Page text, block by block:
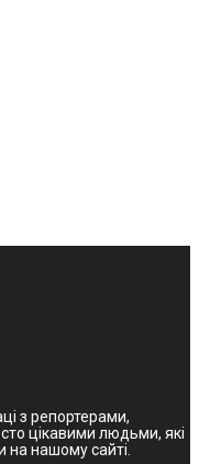
з репортерами,
цікавими людьми, які
на нашому сайті.